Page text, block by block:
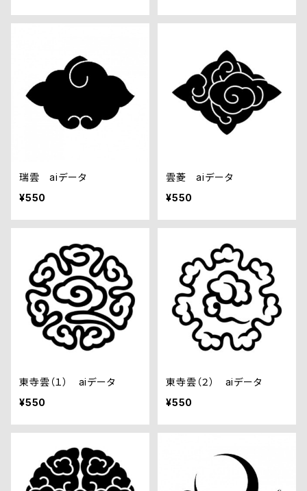
瑞雲 aiデータ
¥550
雲菱 aiデータ
¥550
東寺雲（１） aiデータ
¥550
東寺雲（２） aiデータ
¥550